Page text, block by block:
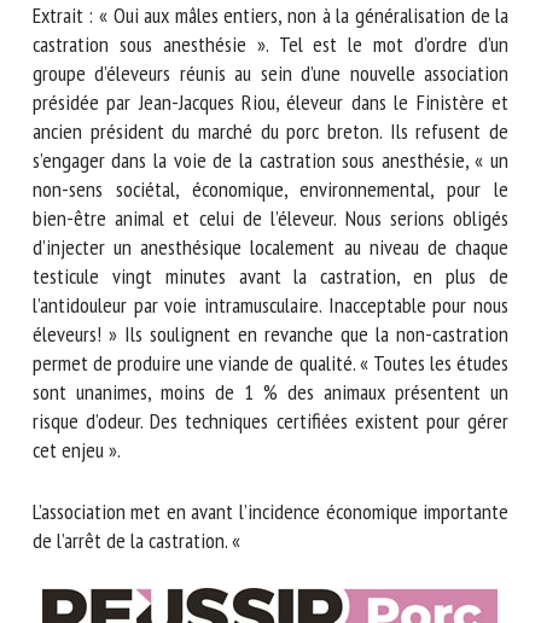
Extrait : « Oui aux mâles entiers, non à la généralisation de la
castration sous anesthésie ». Tel est le mot d’ordre d’un
groupe d’éleveurs réunis au sein d’une nouvelle association
présidée par Jean-Jacques Riou, éleveur dans le Finistère et
ancien président du marché du porc breton. Ils refusent de
s’engager dans la voie de la castration sous anesthésie, « un
non-sens sociétal, économique, environnemental, pour le
bien-être animal et celui de l’éleveur. Nous serions obligés
d’injecter un anesthésique localement au niveau de chaque
testicule vingt minutes avant la castration, en plus de
l’antidouleur par voie intramusculaire. Inacceptable pour nous
éleveurs! » Ils soulignent en revanche que la non-castration
permet de produire une viande de qualité. « Toutes les études
sont unanimes, moins de 1 % des animaux présentent un
risque d’odeur. Des techniques certifiées existent pour gérer
cet enjeu ».
L’association met en avant l’incidence économique importante
de l’arrêt de la castration. «